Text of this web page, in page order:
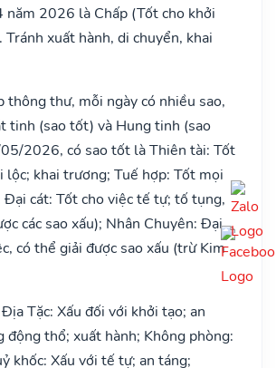
năm 2026 là Chấp (Tốt cho khởi
Tránh xuất hành, di chuyển, khai
thông thư, mỗi ngày có nhiều sao,
tinh (sao tốt) và Hung tinh (sao
2026, có sao tốt là Thiên tài: Tốt
lộc; khai trương; Tuế hợp: Tốt mọi
Đại cát: Tốt cho việc tế tự; tố tụng,
các sao xấu); Nhân Chuyên: Đại
có thể giải được sao xấu (trừ Kim
Tặc: Xấu đối với khởi tạo; an
động thổ; xuất hành; Không phòng:
khốc: Xấu với tế tự; an táng;